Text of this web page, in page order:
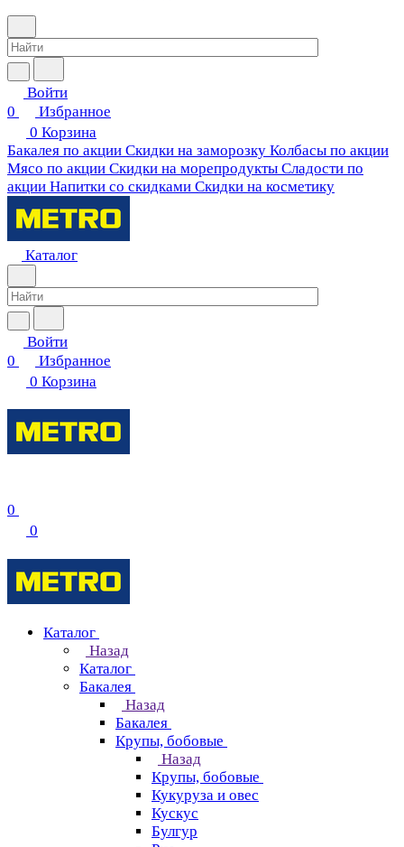
Войти
0
Избранное
0 Корзина
Бакалея по акции Скидки на заморозку Колбасы по акции
Мясо по акции Скидки на морепродукты Сладости по
акции Напитки со скидками Скидки на косметику
Каталог
Войти
0
Избранное
0 Корзина
0
0
Каталог
Назад
Каталог
Бакалея
Назад
Бакалея
Крупы, бобовые
Назад
Крупы, бобовые
Кукуруза и овес
Кускус
Булгур